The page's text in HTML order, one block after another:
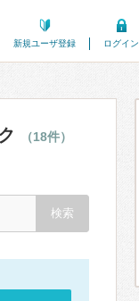
新規ユーザ登録 ログイン
（18件）